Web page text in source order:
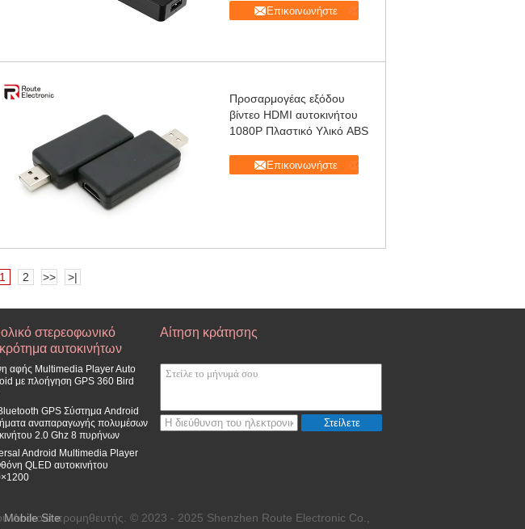
Επικοινωνήστε
Προσαρμογέας εξόδου
βίντεο HDMI αυτοκινήτου
1080P Πλαστικό Υλικό ABS
Επικοινωνήστε
1 2 >> >|
στερεοφωνικό
αυτοκινήτων
αφής Multimedia Player Auto
με πλοήγηση GPS 360 Bird
GPS Σύστημα Android
αναπαραγωγής πολυμέσων
2.0 Ghz 8 πυρήνων
Android Multimedia Player
QLED αυτοκινήτου
Αίτηση κράτησης
Στείλετε
Mobile Site
Android προμηθευτής. © 2023 - 2025 Shenzhen Route Electronic Co.,